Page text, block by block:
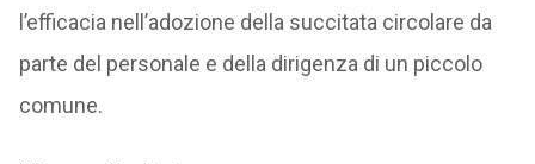
l’efficacia nell’adozione della succitata circolare da
parte del personale e della dirigenza di un piccolo
comune.